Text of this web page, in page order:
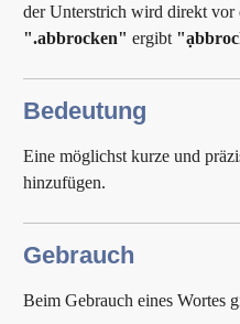
der Unterstrich wird direkt vor
".abbrocken" ergibt
Bedeutung
Eine möglichst kurze und
hinzufügen.
Gebrauch
Beim Gebrauch eines Wortes